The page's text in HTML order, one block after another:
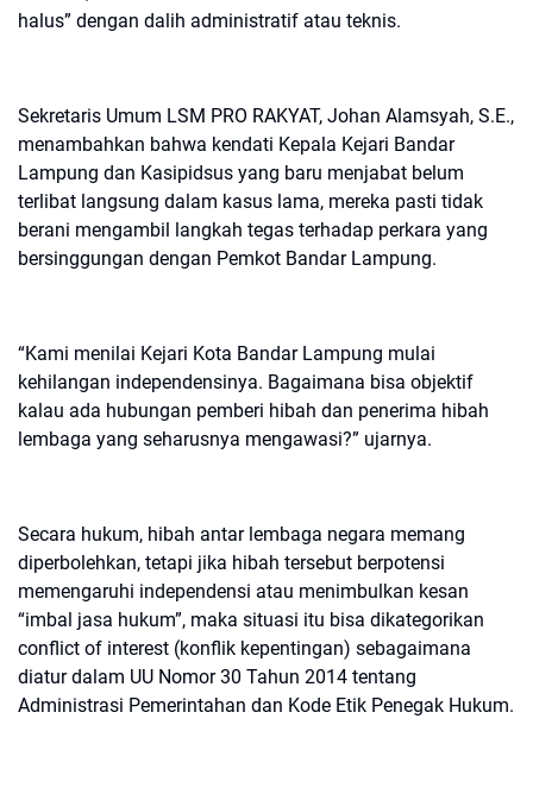
halus” dengan dalih administratif atau teknis.
Sekretaris Umum LSM PRO RAKYAT, Johan Alamsyah, S.E.,
menambahkan bahwa kendati Kepala Kejari Bandar
Lampung dan Kasipidsus yang baru menjabat belum
terlibat langsung dalam kasus lama, mereka pasti tidak
berani mengambil langkah tegas terhadap perkara yang
bersinggungan dengan Pemkot Bandar Lampung.
“Kami menilai Kejari Kota Bandar Lampung mulai
kehilangan independensinya. Bagaimana bisa objektif
kalau ada hubungan pemberi hibah dan penerima hibah
lembaga yang seharusnya mengawasi?” ujarnya.
Secara hukum, hibah antar lembaga negara memang
diperbolehkan, tetapi jika hibah tersebut berpotensi
memengaruhi independensi atau menimbulkan kesan
“imbal jasa hukum”, maka situasi itu bisa dikategorikan
conflict of interest (konflik kepentingan) sebagaimana
diatur dalam UU Nomor 30 Tahun 2014 tentang
Administrasi Pemerintahan dan Kode Etik Penegak Hukum.